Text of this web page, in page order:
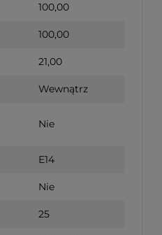
100,00
100,00
21,00
Wewnątrz
Nie
E14
Nie
25